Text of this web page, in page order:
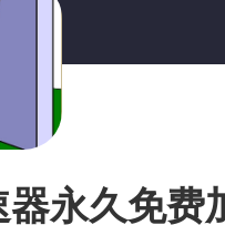
永久免费